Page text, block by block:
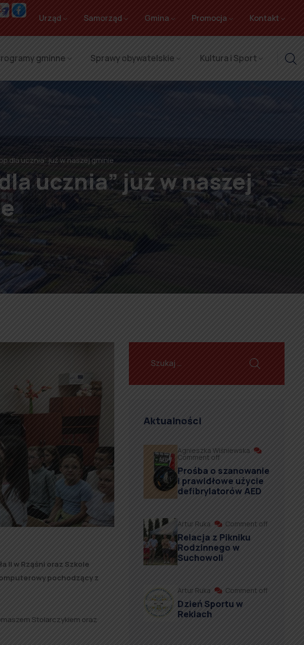
Urząd Samorząd Gmina Promocja Kontakt
gminne Sprawy obywatelskie Kultura i Sport
dla ucznia” już w naszej gminie
ucznia” już w naszej
II w Rząśni oraz Szkole
pochodzący z
Stolarczykiem oraz
Aktualności
Agnieszka Wiśniewska
Comment off
Prośba o szanowanie
i prawidłowe użycie
defibrylatorów AED
Artur Ruka Comment off
Relacja z Pikniku
Rodzinnego w
Suchowoli
Artur Ruka Comment off
Dzień Sportu w
Reklach